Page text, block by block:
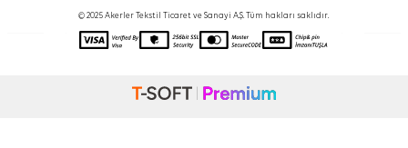
© 2025 Akerler Tekstil Ticaret ve Sanayi A.Ş. Tüm hakları saklıdır.